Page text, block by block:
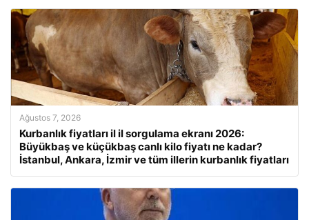
Ağustos 7, 2026
Kurbanlık fiyatları il il sorgulama ekranı 2026:
Büyükbaş ve küçükbaş canlı kilo fiyatı ne kadar?
İstanbul, Ankara, İzmir ve tüm illerin kurbanlık fiyatları